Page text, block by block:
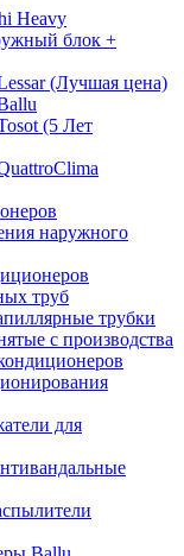
Heavy
блок +
(Лучшая цена)
(5 Лет
наружного
труб
трубки
с производства
для